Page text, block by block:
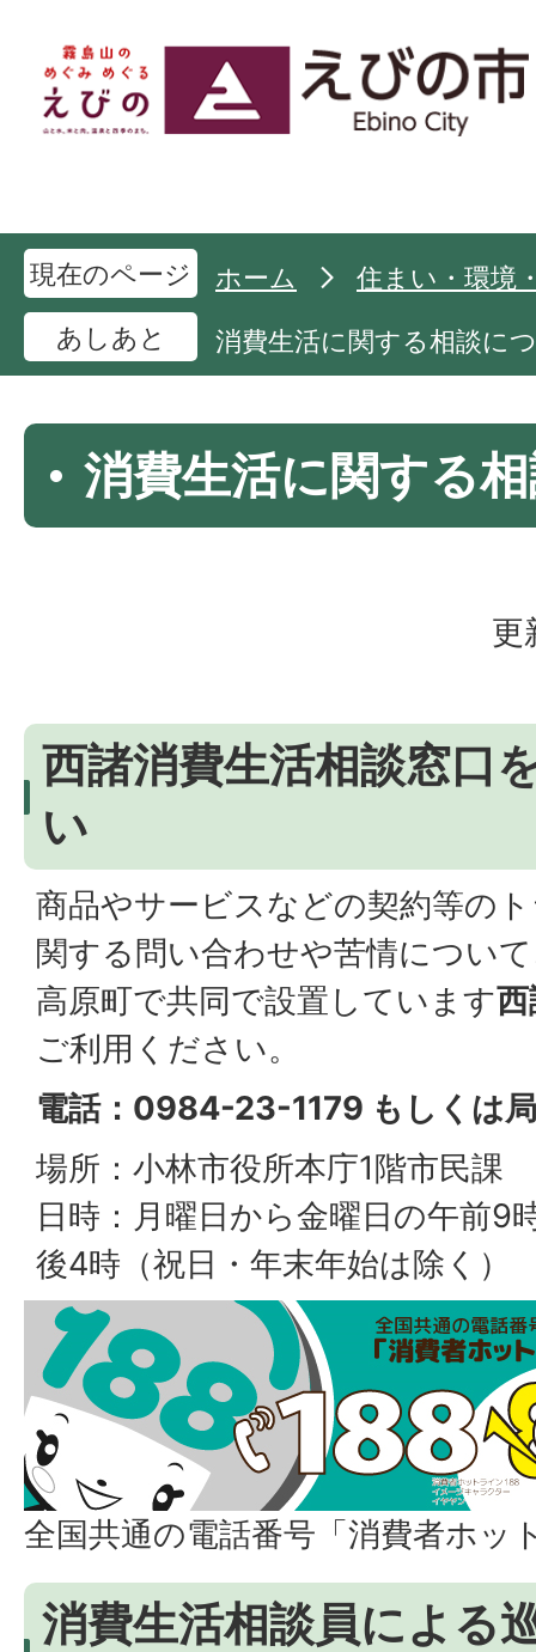
現在のページ ホーム
住まい・環境
あしあと
消費生活に関する相談に
消費生活に関する
更
西諸消費生活相談窓口
い
商品やサービスなどの契約等の
関する問い合わせや苦情につい
高原町で共同で設置しています
ご利用ください。
電話：0984-23-1179 もしくは
場所：小林市役所本庁1階市民課
日時：月曜日から金曜日の午前9
後4時（祝日・年末年始は除く）
全国共通の電話番号「消費者ホッ
消費生活相談員による